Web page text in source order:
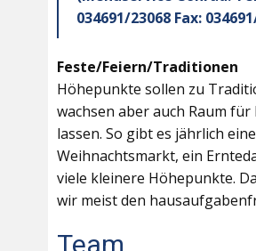
034691/23068 Fax:
Feste/Feiern/Traditionen
Höhepunkte sollen zu
wachsen aber auch Raum für
lassen. So gibt es jährlich
Weihnachtsmarkt, ein
viele kleinere Höhepunkte.
wir meist den
Team